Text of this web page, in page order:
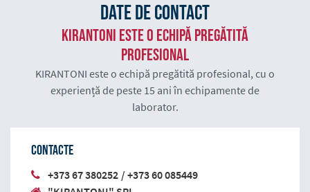
Date de contact
KIRANTONI este o echipă pregătită
profesional
KIRANTONI este o echipă pregătită profesional, cu o
experiență de peste 15 ani în echipamente de
laborator.
Contacte
+373 67 380252 / +373 60 085449